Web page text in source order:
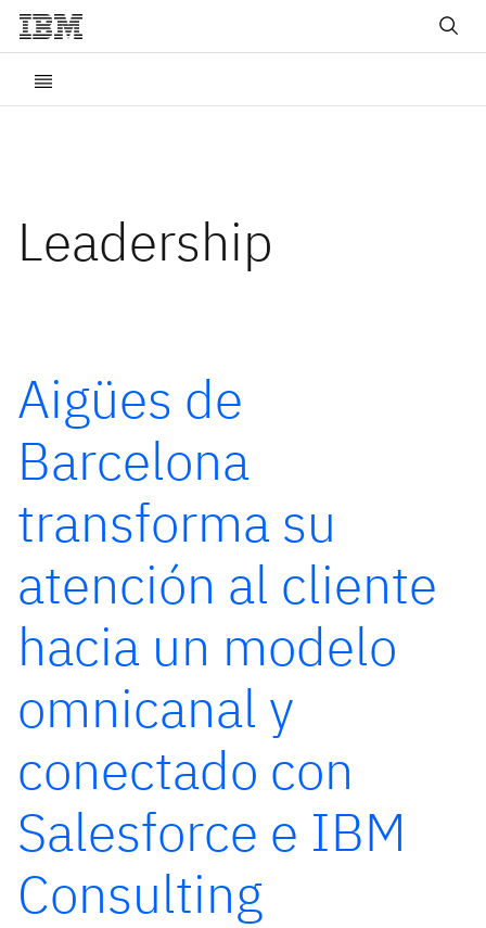
Leadership
Aigües de
Barcelona
transforma su
atención al cliente
hacia un modelo
omnicanal y
conectado con
Salesforce e IBM
Consulting